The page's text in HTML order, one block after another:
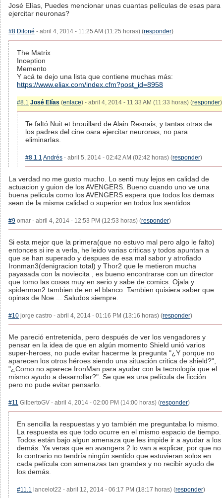
José Elías, Puedes mencionar unas cuantas películas de esas para
ejercitar neuronas?
#8 Diloné - abril 4, 2014 - 11:25 AM (11:25 horas) (responder)
The Matrix
Inception
Memento
Y acá te dejo una lista que contiene muchas más:
https://www.eliax.com/index.cfm?post_id=8958
#8.1 José Elías (enlace) - abril 4, 2014 - 11:33 AM (11:33 horas) (responder)
Te faltó Nuit et brouillard de Alain Resnais, y tantas otras de
los padres del cine oara ejercitar neuronas, no para
eliminarlas.
#8.1.1 Andrés - abril 5, 2014 - 02:42 AM (02:42 horas) (responder)
La verdad no me gusto mucho. Lo senti muy lejos en calidad de
actuacion y guion de los AVENGERS. Bueno cuando uno ve una
buena pelicula como los AVENGERS espera que todos los demas
sean de la misma calidad o superior en todos los sentidos
#9 omar - abril 4, 2014 - 12:53 PM (12:53 horas) (responder)
Si esta mejor que la primera(que no estuvo mal pero algo le falto)
entonces si ire a verla, he leido varias criticas y todos apuntan a
que se han superado y despues de esa mal sabor y atrofiado
Ironman3(denigracion total) y Thor2 que le metieron mucha
payasada con la noviecita , es bueno encontrarse con un director
que tomo las cosas muy en serio y sabe de comics. Ojala y
spiderman2 tambien de en el blanco. Tambien quisiera saber que
opinas de Noe ... Saludos siempre.
#10 jorge castro - abril 4, 2014 - 01:16 PM (13:16 horas) (responder)
Me pareció entretenida, pero después de ver los vengadores y
pensar en la idea de que en algún momento Shield unió varios
super-heroes, no pude evitar hacerme la pregunta "¿Y porque no
aparecen los otros héroes siendo una situación critica de shield?",
"¿Como no aparece IronMan para ayudar con la tecnología que el
mismo ayudo a desarrollar?". Se que es una película de ficción
pero no pude evitar pensarlo.
#11 GilbertoGV - abril 4, 2014 - 02:00 PM (14:00 horas) (responder)
En sencilla la respuestas y yo también me preguntaba lo mismo.
La respuesta es que todo ocurre en el mismo espacio de tiempo.
Todos están bajo algun amenaza que les impide ir a ayudar a los
demás. Ya veras que en avangers 2 lo van a explicar, por que no
lo contrario no tendría ningún sentido que estuvieran solos en
cada película con amenazas tan grandes y no recibir ayudo de
los demás.
#11.1 lancelot22 - abril 12, 2014 - 06:17 PM (18:17 horas) (responder)